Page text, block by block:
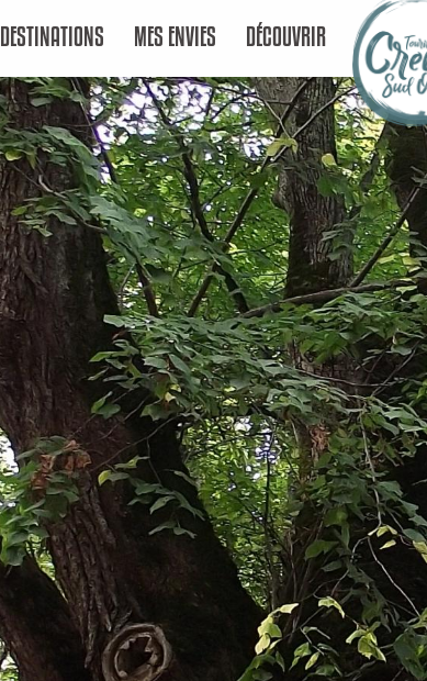
DESTINATIONS MES ENVIES DÉCOUVRIR